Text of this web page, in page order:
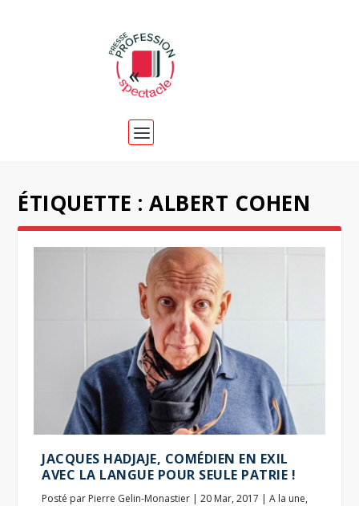
ÉTIQUETTE :ALBERT COHEN
JACQUES HADJAJE, COMÉDIEN EN EXIL
AVEC LA LANGUE POUR SEULE PATRIE !
Posté par Pierre Gelin-Monastier |20 Mar, 2017 |A la une,